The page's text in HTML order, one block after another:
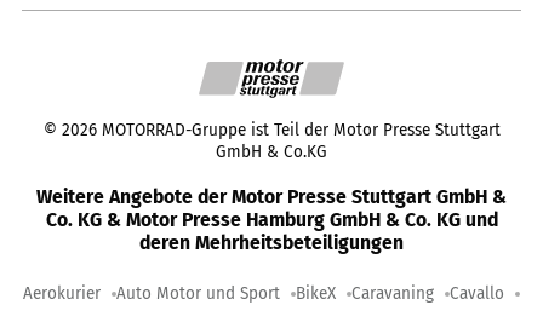
© 2026 MOTORRAD-Gruppe ist Teil der Motor Presse Stuttgart
GmbH & Co.KG
Weitere Angebote der Motor Presse Stuttgart GmbH &
Co. KG & Motor Presse Hamburg GmbH & Co. KG und
deren Mehrheitsbeteiligungen
Aerokurier Auto Motor und Sport BikeX Caravaning Cavallo